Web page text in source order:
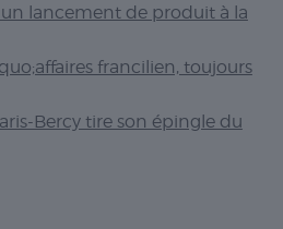
un lancement de produit à la
francilien, toujours
Bercy tire son épingle du